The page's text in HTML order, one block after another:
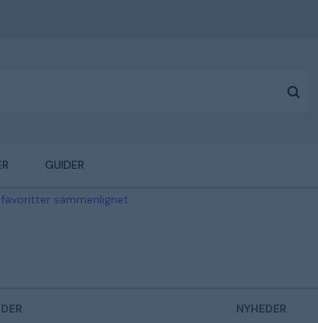
GUIDER
sammenlignet
NYHEDER